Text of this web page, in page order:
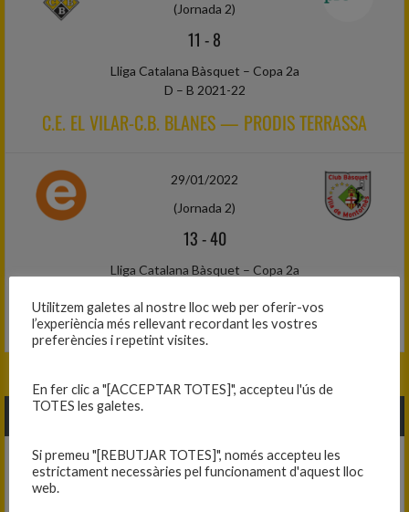
(Jornada 2)
11 -8
Lliga Catalana Bàsquet – Copa 2a
D – B 2021-22
C.E. EL VILAR-C.B. BLANES — PRODIS TERRASSA
29/01/2022
(Jornada 2)
13-40
Lliga Catalana Bàsquet – Copa 2a
ENCERT PANTERES — SPECIALS C.B.V. MONTORNÉS
JORNADA 3
12/02/2022
Utilitzem galetes al nostre lloc web per oferir-vos
l’experiència més rellevant recordant les vostres
preferències i repetint visites.
En fer clic a "[ACCEPTAR TOTES]", accepteu l'ús de
TOTES les galetes.
Si premeu "[REBUTJAR TOTES]", només accepteu les
estrictament necessàries pel funcionament d'aquest lloc
web.